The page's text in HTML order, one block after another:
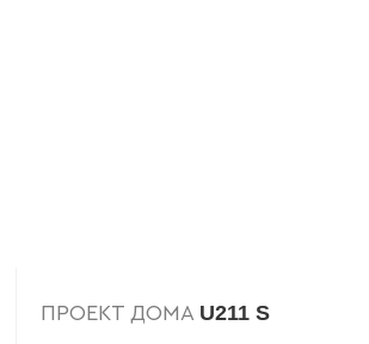
ПРОЕКТ ДОМА U211 S